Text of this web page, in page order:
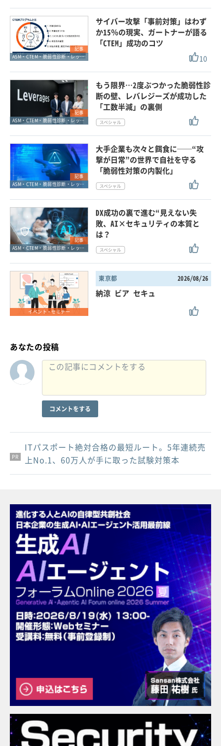
記事
ASM・CTEM・脆弱性診断・レッドチーム
サイバー攻撃「事前対策」はわず
か15％の現実、ガートナーが語る
「CTEM」成功のコツ
10
記事
ASM・CTEM・脆弱性診断・レッドチーム
もう限界…2度ぶつかった脆弱性診
断の壁、レバレジーズが成功した
「工数半減」の裏側
記事
ASM・CTEM・脆弱性診断・レッドチーム
大手企業も次々と餌食に──“攻
撃が日常”の世界で自社を守る
「脆弱性対策の内製化」
記事
ASM・CTEM・脆弱性診断・レッドチーム
DX成功の裏で進む“見えない失
敗、AI×セキュリティの本質と
は？
イベント・セミナー
東京都 2026/08/26
納涼 ビア セキュ
あなたの投稿
コメントをする
PR
PR
PR
ITパスポート絶対合格の最短ルート。5年連続売
上No.1、60万人が手に取った試験対策本